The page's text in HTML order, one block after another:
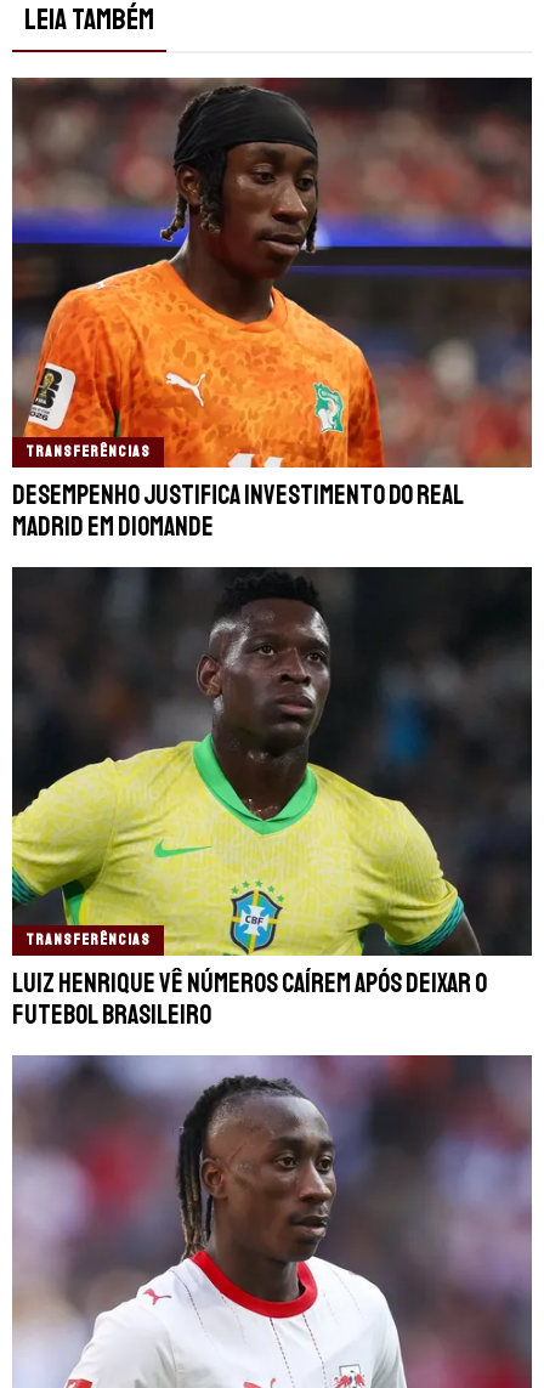
LEIA TAMBÉM
TRANSFERÊNCIAS
Desempenho justifica investimento do Real
Madrid em Diomande
TRANSFERÊNCIAS
Luiz Henrique vê números caírem após deixar o
futebol brasileiro